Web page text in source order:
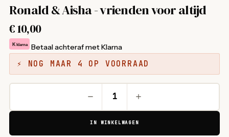
Ronald & Aisha - vrienden voor altijd
€10,00
K klarna Betaal achteraf met Klarna
⚡ NOG MAAR 4 OP VOORRAAD
IN WINKELWAGEN